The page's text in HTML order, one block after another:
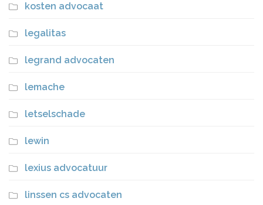
kosten advocaat
legalitas
legrand advocaten
lemache
letselschade
lewin
lexius advocatuur
linssen cs advocaten